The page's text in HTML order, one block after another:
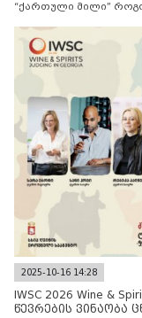
“ქართული მილი”
2025-10-16 14:28
IWSC 2026 Wine &
წევრების ვინაობა